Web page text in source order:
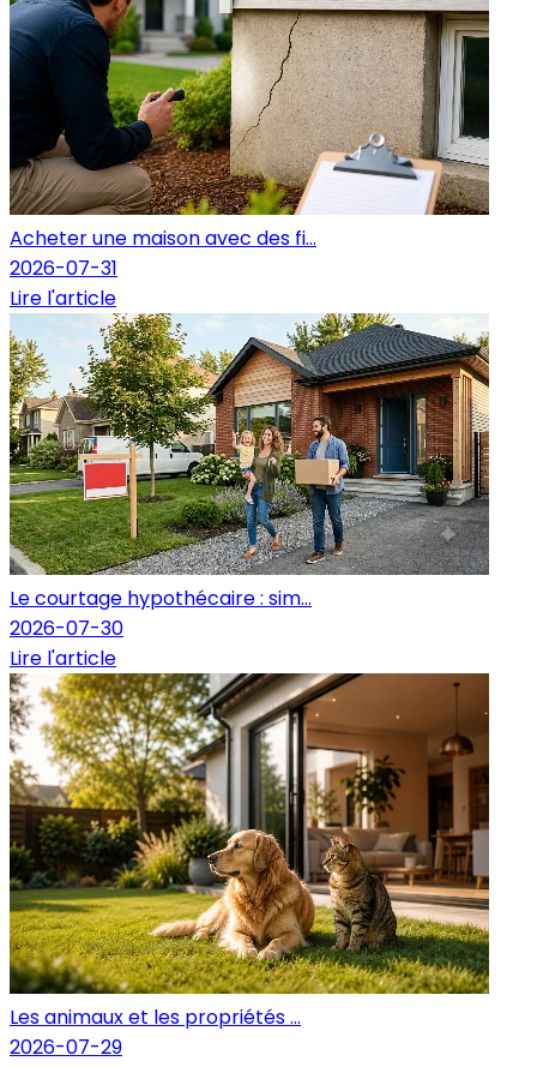
Acheter une maison avec des fi...
2026-07-31
Lire l'article
Le courtage hypothécaire : sim...
2026-07-30
Lire l'article
Les animaux et les propriétés ...
2026-07-29